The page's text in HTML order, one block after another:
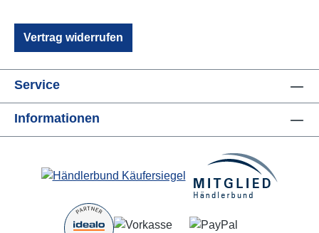
Vertrag widerrufen
Service
Informationen